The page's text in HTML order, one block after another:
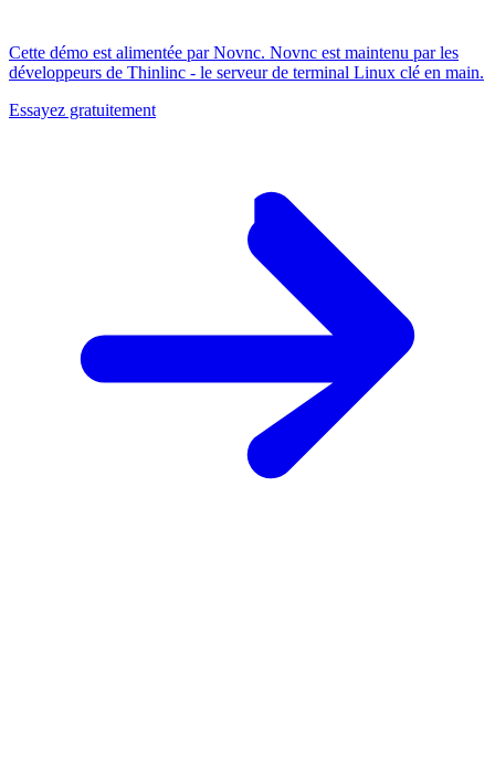
Cette démo est alimentée par Novnc. Novnc est maintenu par les
développeurs de Thinlinc - le serveur de terminal Linux clé en main.
Essayez gratuitement